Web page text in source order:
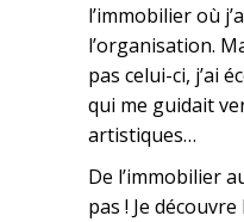
l’immobilier où
l’organisation.
pas celui-ci, j’ai
qui me guidait
artistiques…
De l’immobilier
pas ! Je